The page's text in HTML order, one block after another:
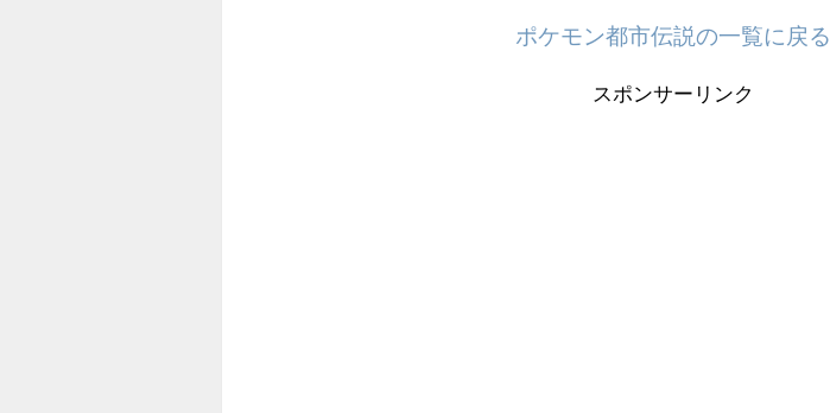
ポケモン都市伝説の一覧に戻る
スポンサーリンク